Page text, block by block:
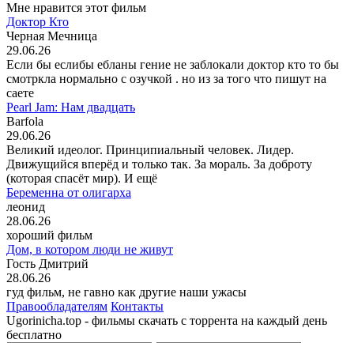
Мне нравится этот фильм
Доктор Кто
Черная Мечница
29.06.26
Если бы еслибы ебланы гение не заблокали доктор кто то бы
смотркла нормально с озучкой . но из за того что пишут на
саете
Pearl Jam: Нам двадцать
Barfola
29.06.26
Великий идеолог. Принципиальный человек. Лидер.
Движущийся вперёд и только так. За мораль. За доброту
(которая спасёт мир). И ещё
Беременна от олигарха
леонид
28.06.26
хороший фильм
Дом, в котором люди не живут
Гость Дмитрий
28.06.26
гуд фильм, не гавно как другие наши ужасы
Правообладателям Контакты
Ugorinicha.top - фильмы скачать с торрента на каждый день
бесплатно